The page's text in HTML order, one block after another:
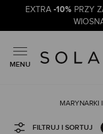
EXTRA -10% PRZY
MENU
MARYNARKI
FILTRUJ I SORTUJ